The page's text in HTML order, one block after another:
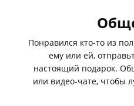
Понравился кто-то из
ему или ей,
настоящий подарок.
или видео-чате, чтобы